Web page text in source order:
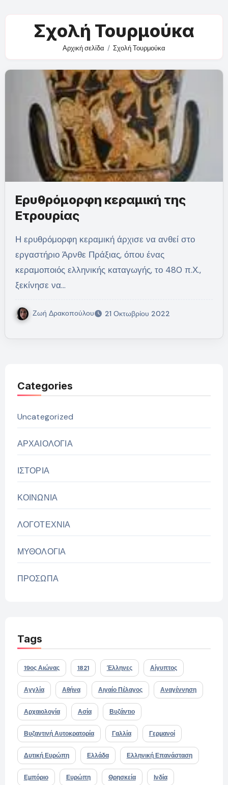
Σχολή Τουρμούκα
Αρχική σελίδα Σχολή Τουρμούκα
Ερυθρόμορφη κεραμική της
Ετρουρίας
Η ερυθρόμορφη κεραμική άρχισε να ανθεί στο
εργαστήριο Άρνθε Πράξιας, όπου ένας
κεραμοποιός ελληνικής καταγωγής, το 480 π.Χ.,
ξεκίνησε να…
Ζωή Δρακοπούλου 21 Οκτωβρίου 2022
Categories
Uncategorized
ΑΡΧΑΙΟΛΟΓΙΑ
ΙΣΤΟΡΙΑ
ΚΟΙΝΩΝΙΑ
ΛΟΓΟΤΕΧΝΙΑ
ΜΥΘΟΛΟΓΙΑ
ΠΡΟΣΩΠΑ
Tags
19ος Αιώνας 1821 Έλληνες Αίγυπτος
Αγγλία Αθήνα Αιγαίο Πέλαγος Αναγέννηση
Αρχαιολογία Ασία Βυζάντιο
Βυζαντινή Αυτοκρατορία Γαλλία Γερμανοί
Δυτική Ευρώπη Ελλάδα Ελληνική Επανάσταση
Εμπόριο Ευρώπη Θρησκεία Ινδία